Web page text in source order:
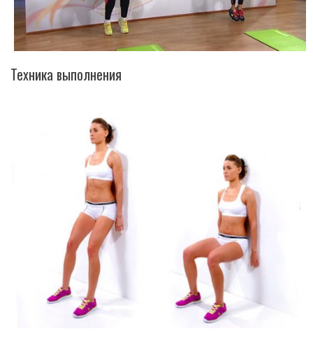
Техника выполнения